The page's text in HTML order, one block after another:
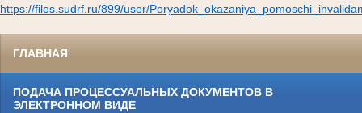
https://files.sudrf.ru/899/user/
ГЛАВНАЯ
ПОДАЧА ПРОЦЕССУАЛЬНЫХ ДОКУМЕНТОВ В
ЭЛЕКТРОННОМ ВИДЕ